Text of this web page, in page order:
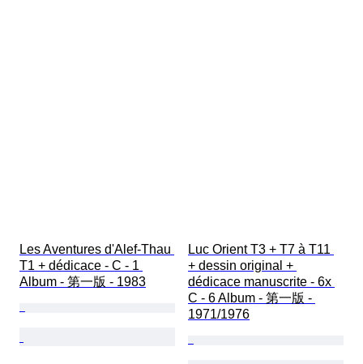
Les Aventures d'Alef-Thau
T1 + dédicace - C - 1
Album - 第一版 - 1983
Luc Orient T3 + T7 à T11
+ dessin original +
dédicace manuscrite - 6x
C - 6 Album - 第一版 -
1971/1976